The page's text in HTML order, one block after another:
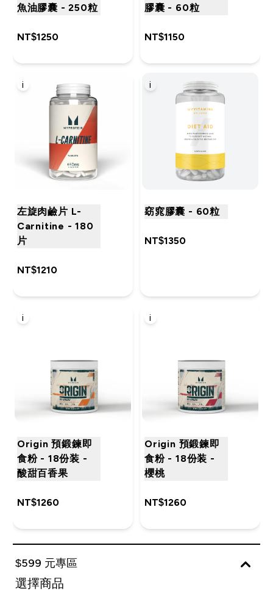
魚油膠囊 - 250粒
NT$1250‎
膠囊 - 60粒
NT$1150‎
i
左旋肉鹼片 L-
Carnitine - 180
片
NT$1210‎
i
窈窕膠囊 - 60粒
NT$1350‎
i
Origin 預鍛鍊即
食粉 - 18份装 -
酸甜百香果
NT$1260‎
i
Origin 預鍛鍊即
食粉 - 18份装 -
櫻桃
NT$1260‎
$599 元專區
選擇商品